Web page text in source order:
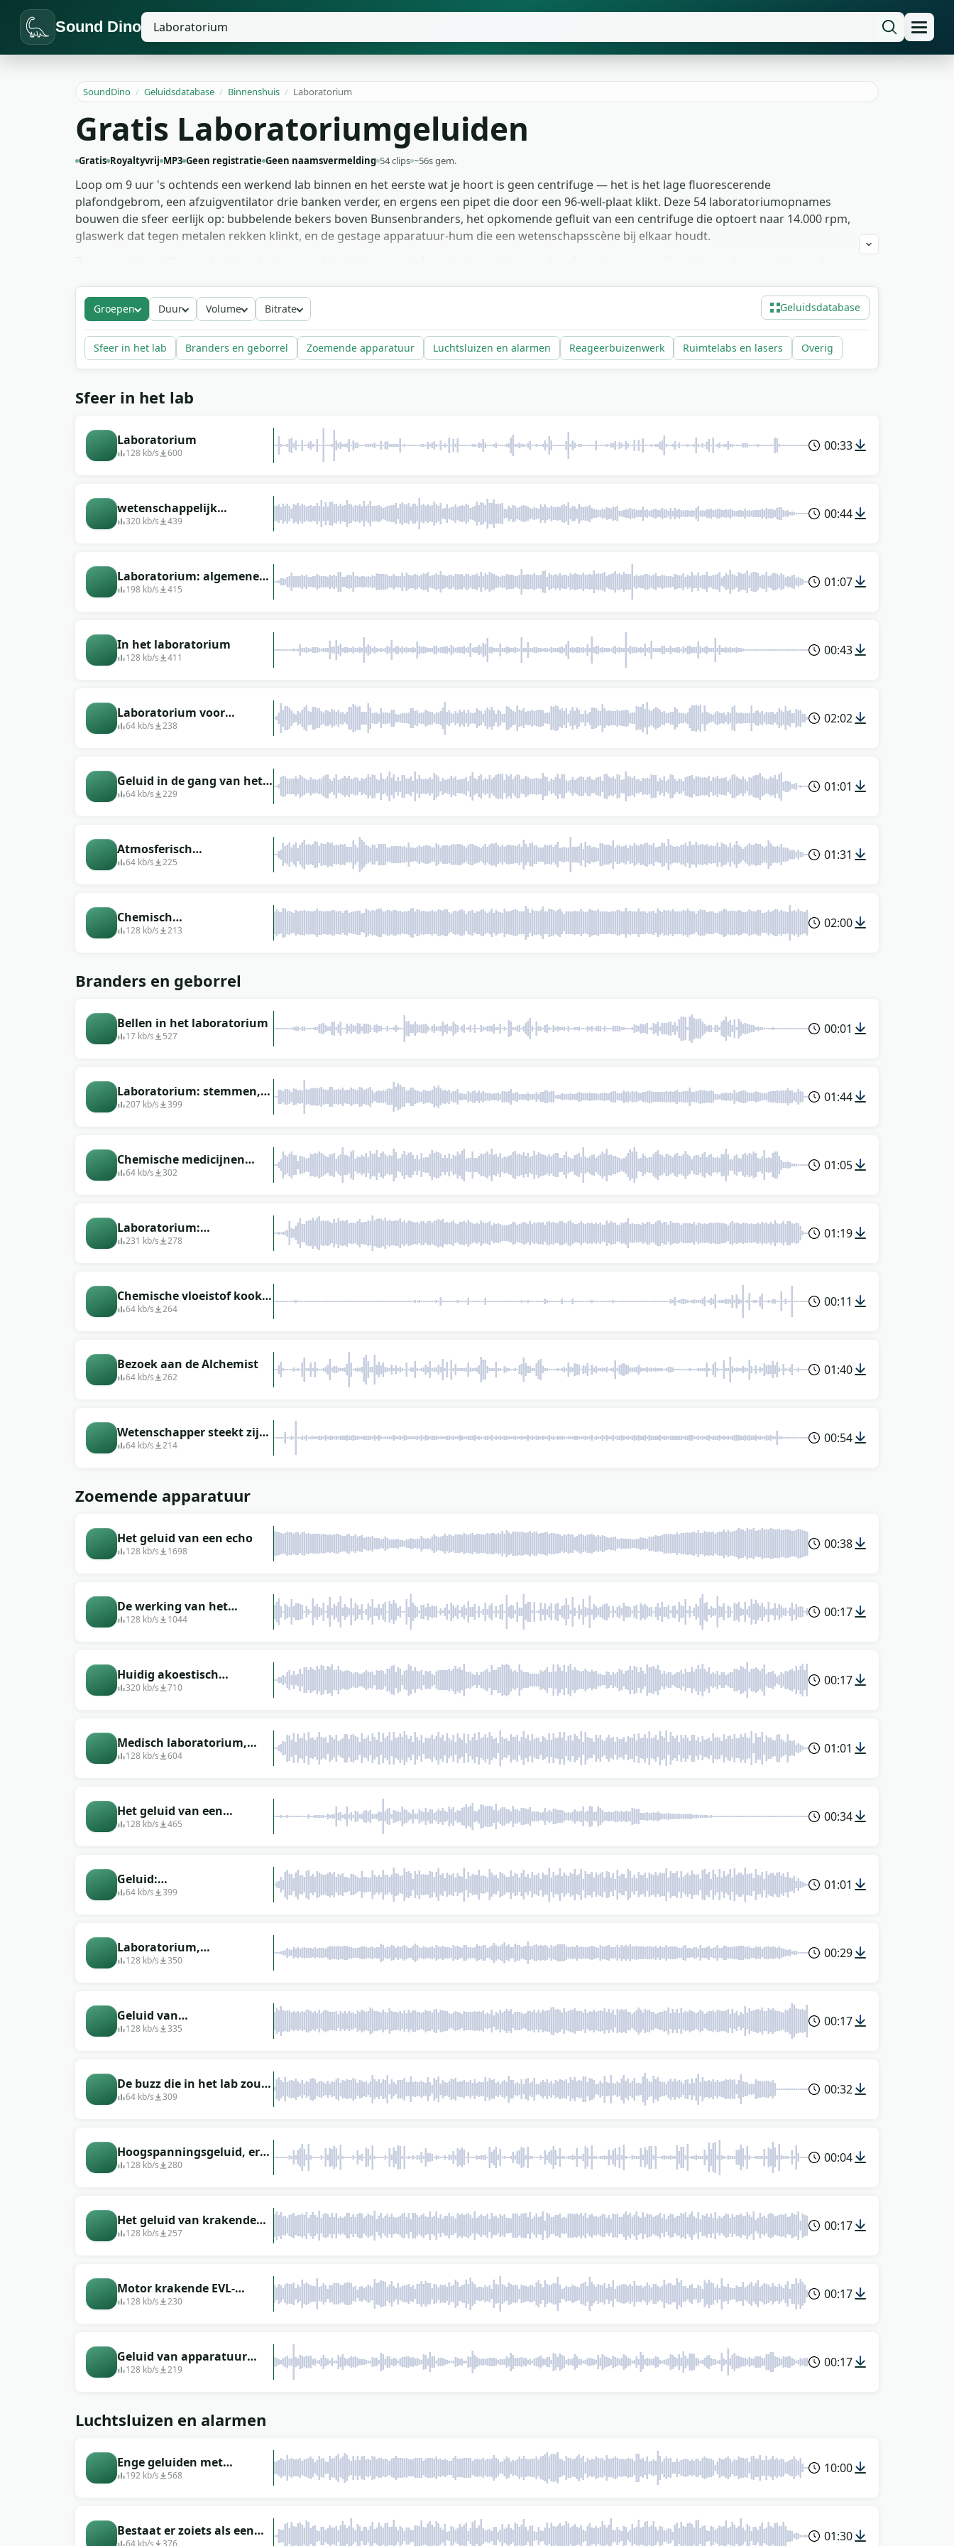
Sound Dino
SoundDino / Geluidsdatabase / Binnenshuis / Laboratorium
Gratis Laboratoriumgeluiden
Gratis Royaltyvrij MP3 Geen registratie Geen naamsvermelding 54 clips ~56s gem.
Loop om 9 uur 's ochtends een werkend lab binnen en het eerste wat je hoort is geen centrifuge — het is het lage fluorescerende
plafondgebrom, een afzuigventilator drie banken verder, en ergens een pipet die door een 96-well-plaat klikt. Deze 54 laboratoriumopnames
bouwen die sfeer eerlijk op: bubbelende bekers boven Bunsenbranders, het opkomende gefluit van een centrifuge die optoert naar 14.000 rpm,
glaswerk dat tegen metalen rekken klinkt, en de gestage apparatuur-hum die een wetenschapsscène bij elkaar houdt.
als 'fysiek' waar pure synth als 'menu' leest. Voor een thrillerscène in een onderzoeksfaciliteit, koppel het gestage gebrom met een enkele
glaskling en het publiek levert de spanning zelf. Pak de hele set gratis als MP3, geen registratie, geen vermeldingsgejaag.
Groepen Duur Volume Bitrate Geluidsdatabase
Sfeer in het lab Branders en geborrel Zoemende apparatuur Luchtsluizen en alarmen Reageerbuizenwerk Ruimtelabs en lasers Overig
Sfeer in het lab
Laboratorium
128 kb/s 600 00:33
wetenschappelijk
chemisch laboratorium
320 kb/s 439 00:44
Laboratorium: algemene
atmosfeer, rinkelende
198 kb/s 415 01:07
In het laboratorium
128 kb/s 411 00:43
Laboratorium voor
atmosferische
64 kb/s 238 02:02
Geluid in de gang van het
laboratorium (optie 4)
64 kb/s 229 01:01
Atmosferisch
geluidslaboratorium
64 kb/s 225 01:31
Chemisch
laboratoriumgeluid
128 kb/s 213 02:00
Branders en geborrel
Bellen in het laboratorium
17 kb/s 527 00:01
Laboratorium: stemmen,
brandergeluid, kokend
207 kb/s 399 01:44
Chemische medicijnen
worden in het
64 kb/s 302 01:05
Laboratorium:
verbranding,
231 kb/s 278 01:19
Chemische vloeistof kookt
in een bekerglas
64 kb/s 264 00:11
Bezoek aan de Alchemist
64 kb/s 262 01:40
Wetenschapper steekt zijn
chemicaliën in brand
64 kb/s 214 00:54
Zoemende apparatuur
Het geluid van een echo
128 kb/s 1698 00:38
De werking van het
echografie-apparaat
128 kb/s 1044 00:17
Huidig akoestisch
laboratorium, huidig
320 kb/s 710 00:17
Medisch laboratorium,
instrumentgeluid
128 kb/s 604 01:01
Het geluid van een
elektronisch apparaat in
128 kb/s 465 00:34
Geluid:
laboratoriumruimte, waar
64 kb/s 399 01:01
Laboratorium,
instrumentgeluid
128 kb/s 350 00:29
Geluid van
röntgenapparatuur
128 kb/s 335 00:17
De buzz die in het lab zou
kunnen zijn
64 kb/s 309 00:32
Hoogspanningsgeluid, er
worden experimenten mee
128 kb/s 280 00:04
Het geluid van krakende
apparatuur met een
128 kb/s 257 00:17
Motor krakende EVL-
machine
128 kb/s 230 00:17
Geluid van apparatuur
voor wetenschappelijk
128 kb/s 219 00:17
Luchtsluizen en alarmen
Enge geluiden met
underground
192 kb/s 568 10:00
Bestaat er zoiets als een
64 kb/s 376 01:30